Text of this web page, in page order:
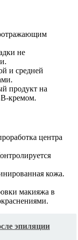
не
и средней
продукт на
центра
кожа.
макияжа в
эпиляции